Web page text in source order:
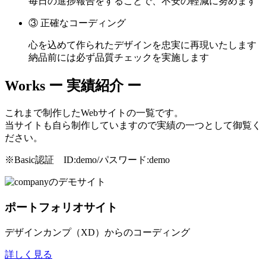
③ 正確なコーディング
心を込めて作られたデザインを忠実に再現いたします
納品前には必ず品質チェックを実施します
Works ー 実績紹介 ー
これまで制作したWebサイトの一覧です。
当サイトも自ら制作していますので実績の一つとして御覧く
ださい。
※Basic認証 ID:demo/パスワード:demo
ポートフォリオサイト
デザインカンプ（XD）からのコーディング
詳しく見る